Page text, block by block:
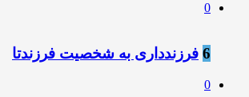
0
6 فرزندداری به شخصیت فرزندتا
0